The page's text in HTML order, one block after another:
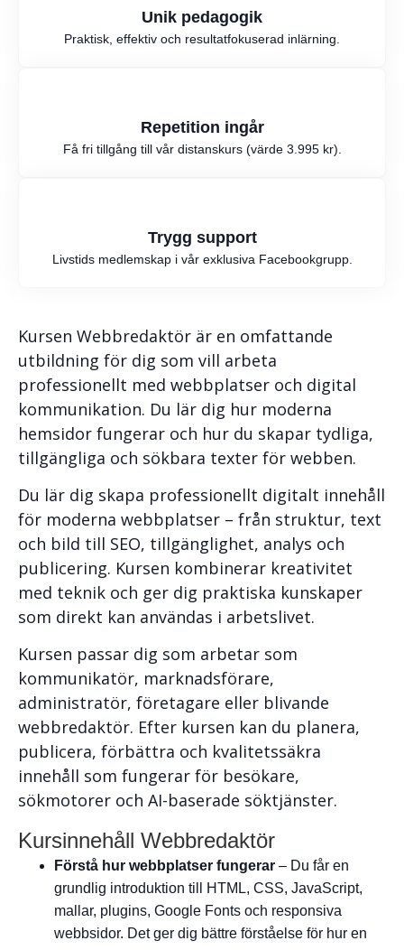
Unik pedagogik
Praktisk, effektiv och resultatfokuserad inlärning.
Repetition ingår
Få fri tillgång till vår distanskurs (värde 3.995 kr).
Trygg support
Livstids medlemskap i vår exklusiva Facebookgrupp.
Kursen Webbredaktör är en omfattande
utbildning för dig som vill arbeta
professionellt med webbplatser och digital
kommunikation. Du lär dig hur moderna
hemsidor fungerar och hur du skapar tydliga,
tillgängliga och sökbara texter för webben.
Du lär dig skapa professionellt digitalt innehåll
för moderna webbplatser – från struktur, text
och bild till SEO, tillgänglighet, analys och
publicering. Kursen kombinerar kreativitet
med teknik och ger dig praktiska kunskaper
som direkt kan användas i arbetslivet.
Kursen passar dig som arbetar som
kommunikatör, marknadsförare,
administratör, företagare eller blivande
webbredaktör. Efter kursen kan du planera,
publicera, förbättra och kvalitetssäkra
innehåll som fungerar för besökare,
sökmotorer och AI-baserade söktjänster.
Kursinnehåll Webbredaktör
Förstå hur webbplatser fungerar – Du får en
grundlig introduktion till HTML, CSS, JavaScript,
mallar, plugins, Google Fonts och responsiva
webbsidor. Det ger dig bättre förståelse för hur en